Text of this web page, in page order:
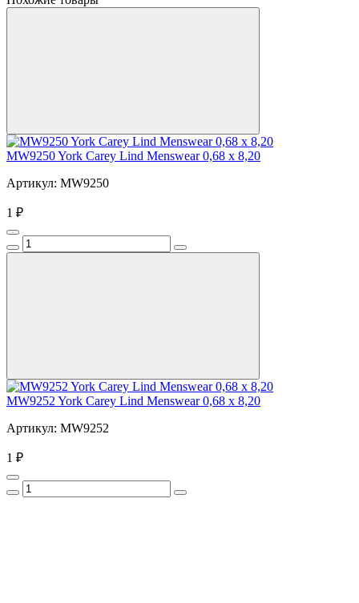
MW9250 York Carey Lind Menswear 0,68 x 8,20
Артикул: MW9250
1 ₽
MW9252 York Carey Lind Menswear 0,68 x 8,20
Артикул: MW9252
1 ₽